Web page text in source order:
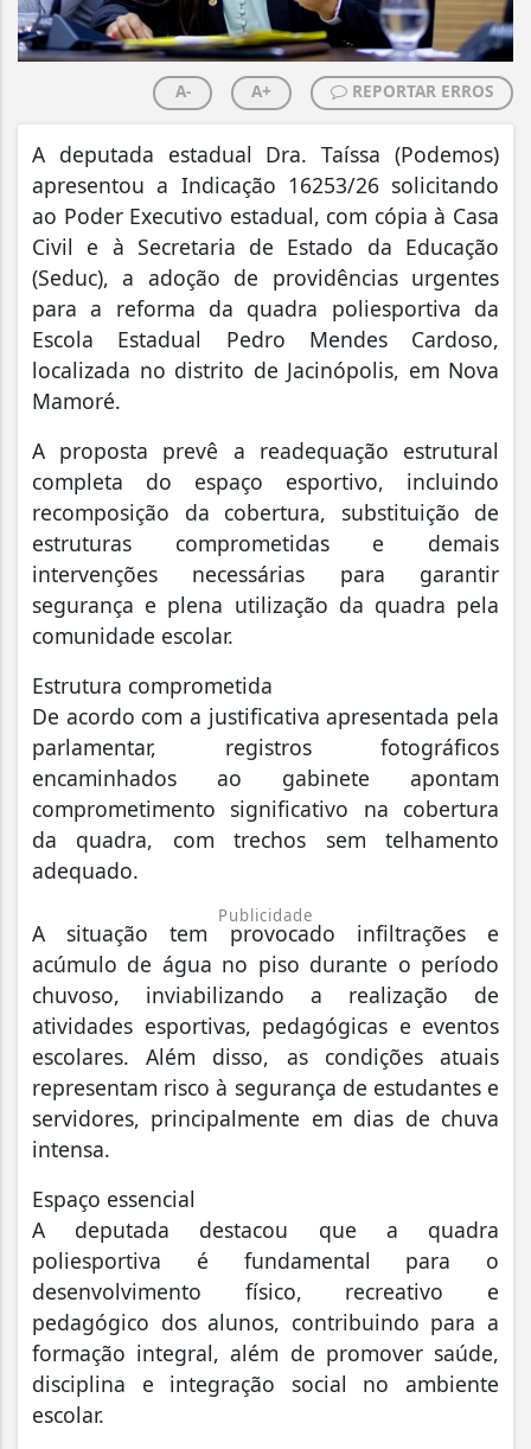
A- A+ REPORTAR ERROS
A deputada estadual Dra. Taíssa (Podemos)
apresentou a Indicação 16253/26 solicitando
ao Poder Executivo estadual, com cópia à Casa
Civil e à Secretaria de Estado da Educação
(Seduc), a adoção de providências urgentes
para a reforma da quadra poliesportiva da
Escola Estadual Pedro Mendes Cardoso,
localizada no distrito de Jacinópolis, em Nova
Mamoré.
A proposta prevê a readequação estrutural
completa do espaço esportivo, incluindo
recomposição da cobertura, substituição de
estruturas comprometidas e demais
intervenções necessárias para garantir
segurança e plena utilização da quadra pela
comunidade escolar.
Estrutura comprometida
De acordo com a justificativa apresentada pela
parlamentar, registros fotográficos
encaminhados ao gabinete apontam
comprometimento significativo na cobertura
da quadra, com trechos sem telhamento
adequado.
Publicidade
A situação tem provocado infiltrações e
acúmulo de água no piso durante o período
chuvoso, inviabilizando a realização de
atividades esportivas, pedagógicas e eventos
escolares. Além disso, as condições atuais
representam risco à segurança de estudantes e
servidores, principalmente em dias de chuva
intensa.
Espaço essencial
A deputada destacou que a quadra
poliesportiva é fundamental para o
desenvolvimento físico, recreativo e
pedagógico dos alunos, contribuindo para a
formação integral, além de promover saúde,
disciplina e integração social no ambiente
escolar.